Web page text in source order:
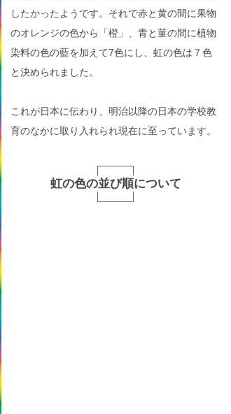
したかったようです。それで赤と黄の間に果物
のオレンジの色から「橙」、青と菫の間に植物
染料の色の藍を加えて7色にし、虹の色は７色
と決められました。
これが日本に伝わり、明治以降の日本の学校教
育のなかに取り入れられ現在に至っています。
虹の色の並び順について